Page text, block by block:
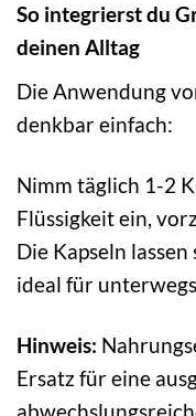
So integrierst du
deinen Alltag
Die Anwendung
denkbar einfach:
Nimm täglich 1-2
Flüssigkeit ein,
Die Kapseln
ideal für
Hinweis:
Ersatz für eine